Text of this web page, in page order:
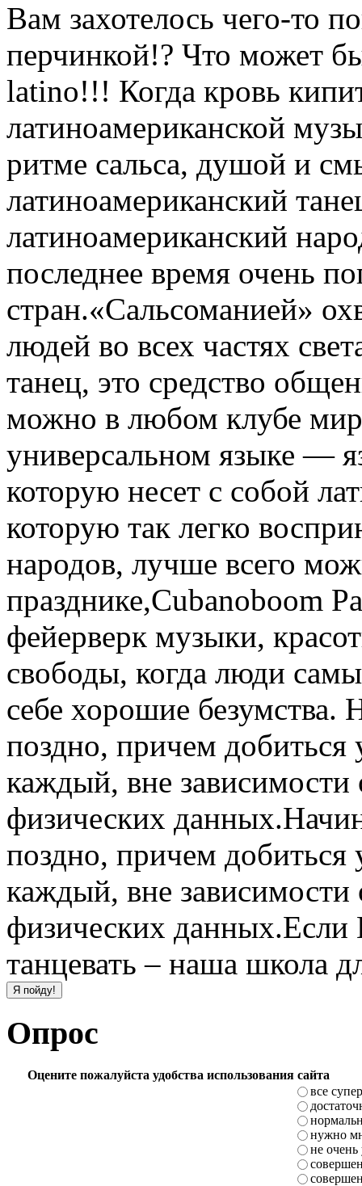
Вам захотелось чего-то
перчинкой!? Что может
latino!!! Когда кровь
латиноамериканской
ритме сальса, душой и
латиноамериканский
латиноамериканский
последнее время очень
стран.«Сальсоманией»
людей во всех частях
танец, это средство
можно в любом клубе
универсальном языке —
которую несет с собой
которую так легко
народов, лучше всего
празднике,Cubanoboom
фейерверк музыки,
свободы, когда люди
себе хорошие безумства.
поздно, причем добиться
каждый, вне зависимости
физических
поздно, причем добиться
каждый, вне зависимости
физических
танцевать – наша школа
Опрос
Оцените пожалуйста удобства использования сайта
все супер
нужно
не очень